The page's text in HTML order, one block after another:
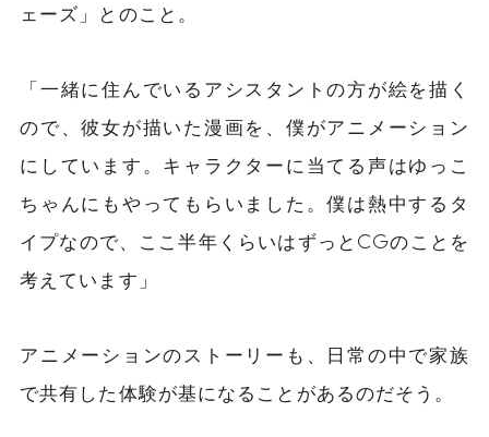
ェーズ 」とのこと。
「一緒に住んでいるアシスタントの方が絵を描く
ので、彼女が描いた漫画を、僕がアニメーション
にしています。キャラクターに当てる声はゆっこ
ちゃんにもやってもらいました。僕は熱中するタ
イプなので、ここ半年くらいはずっとCGのことを
考えています」
アニメーションのストーリーも、日常の中で家族
で共有した体験が基になることがあるのだそう。